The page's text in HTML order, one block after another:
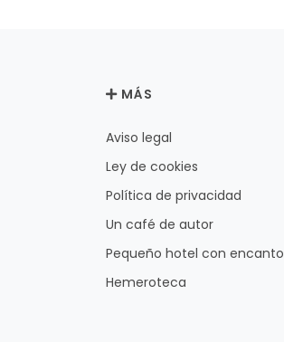
MÁS
Aviso legal
Ley de cookies
Política de privacidad
Un café de autor
Pequeño hotel con encanto
Hemeroteca